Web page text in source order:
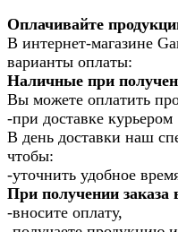
Оплачивайте
В интернет-магазине
варианты оплаты:
Наличные при
Вы можете оплатить
-при доставке курьером
В день доставки наш
чтобы:
-уточнить удобное
При получении заказа
-вносите оплату,